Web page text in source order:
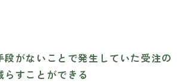
段がないことで発生していた受注の
らすことができる